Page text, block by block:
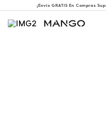
¡Envío GRATIS En Compras